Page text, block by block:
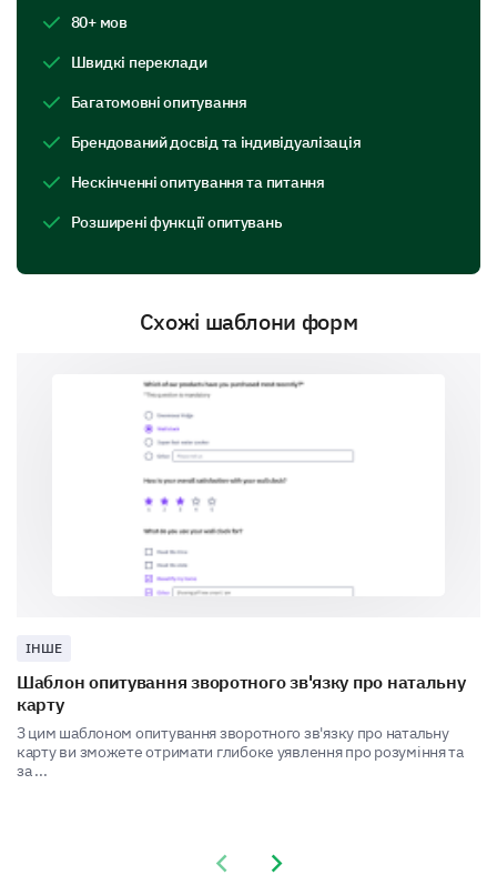
Value for money
Performance
Customer service
What do you like most about our product?
Improvement Suggestions
open to your ideas and suggestions!
What additional features would you like to see
in our product?
Longer battery life
More color options
our product, what would it be?
80+ мов
Швидкі переклади
Багатомовні опитування
Брендований досвід та індивідуалізація
Нескінченні опитування та питання
Розширені функції опитувань
Схожі шаблони форм
ІНШЕ
Шаблон опитування зворотного зв'язку про натальну
карту
З цим шаблоном опитування зворотного зв'язку про натальну
карту ви зможете отримати глибоке уявлення про розуміння та
за ...
Previous slide
Next slide